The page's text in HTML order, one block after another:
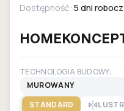
Dostępność: 5 dni
TECHNOLOGIA BUDOWY:
MUROWANY
STANDARD